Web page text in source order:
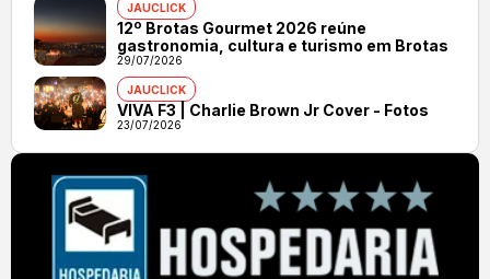
JAUCLICK
12º Brotas Gourmet 2026 reúne
gastronomia, cultura e turismo em Brotas
29/07/2026
JAUCLICK
VIVA F3 | Charlie Brown Jr Cover - Fotos
23/07/2026